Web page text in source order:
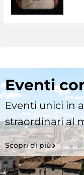
Eventi
Eventi unici in
straordinari al
Scopri di più